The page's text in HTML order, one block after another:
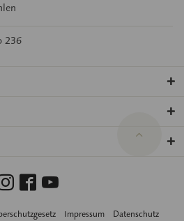
236
Impressum
Datenschutz